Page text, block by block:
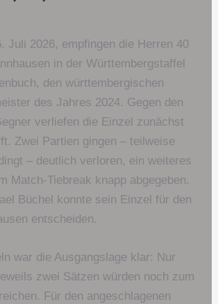
Juli 2026, empfingen die Herren 40
in der Württembergstaffel
den württembergischen
des Jahres 2024. Gegen den
verliefen die Einzel zunächst
Zwei Partien gingen – teilweise
– deutlich verloren, ein weiteres
Match-Tiebreak knapp abgegeben.
Büchel konnte sein Einzel für den
entscheiden.
war die Ausgangslage klar: Nur
zwei Sätzen würden noch zum
Für den angeschlagenen